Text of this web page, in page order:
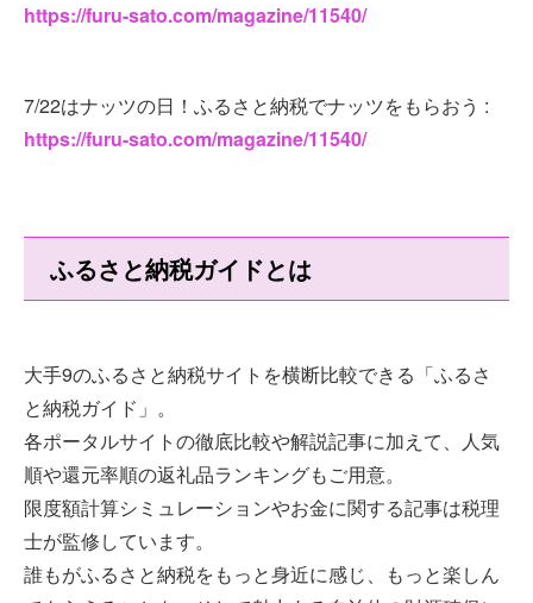
https://furu-sato.com/magazine/11540/
7/22はナッツの日！ふるさと納税でナッツをもらおう :
https://furu-sato.com/magazine/11540/
ふるさと納税ガイドとは
大手9のふるさと納税サイトを横断比較できる「ふるさ
と納税ガイド」。
各ポータルサイトの徹底比較や解説記事に加えて、人気
順や還元率順の返礼品ランキングもご用意。
限度額計算シミュレーションやお金に関する記事は税理
士が監修しています。
誰もがふるさと納税をもっと身近に感じ、もっと楽しん